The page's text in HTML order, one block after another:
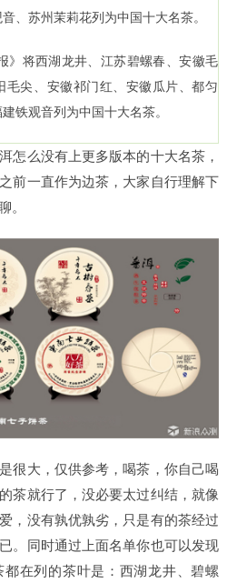
、苏州茉莉花列为中国十大名茶。
》将西湖龙井、江苏碧螺春、安徽毛
毛尖、安徽祁门红、安徽瓜片、都匀
铁观音列为中国十大名茶。
怎么没有上更多版本的十大名茶，
前一直作为边茶，大家自行理解下
。
很大，仅供参考，喝茶，你自己喝
茶就行了，没必要太过纠结，就像
，没有孰优孰劣，只是有的茶经过
。同时通过上面名单你也可以发现
在列的茶叶是：西湖龙井、碧螺